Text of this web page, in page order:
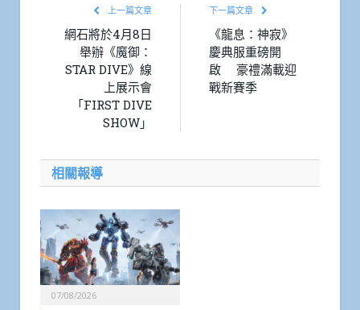
上一篇文章
網石將於4月8日
舉辦《魔御：
STAR DIVE》線
上展示會
「FIRST DIVE
SHOW」
下一篇文章
《龍息：神寂》
慶典服重磅開
啟 豪禮滿載迎
戰新賽季
相關報導
07/08/2026